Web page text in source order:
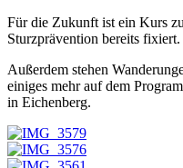
Für die Zukunft ist ein Kurs
Sturzprävention bereits fixiert.
Außerdem stehen
einiges mehr auf dem
in Eichenberg.